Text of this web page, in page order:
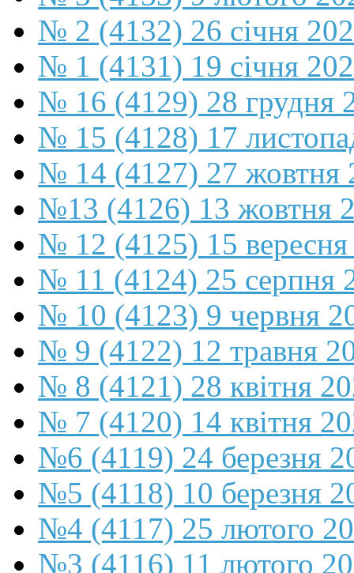
№ 2 (4132) 26 січня
№ 1 (4131) 19 січня
№ 16 (4129) 28 грудня
№ 15 (4128) 17
№ 14 (4127) 27 жовтня
№13 (4126) 13 жовтня
№ 12 (4125) 15
№ 11 (4124) 25 серпня
№ 10 (4123) 9 червня
№ 9 (4122) 12 травня
№ 8 (4121) 28 квітня
№ 7 (4120) 14 квітня
№6 (4119) 24 березня
№5 (4118) 10 березня
№4 (4117) 25 лютого
№3 (4116) 11 лютого